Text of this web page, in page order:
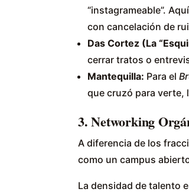
“instagrameable”.
con cancelación de
Das Cortez (La
cerrar tratos o
Mantequilla: Para el
que cruzó para verte,
3. Networking
A diferencia de los
como un campus
La densidad de talento